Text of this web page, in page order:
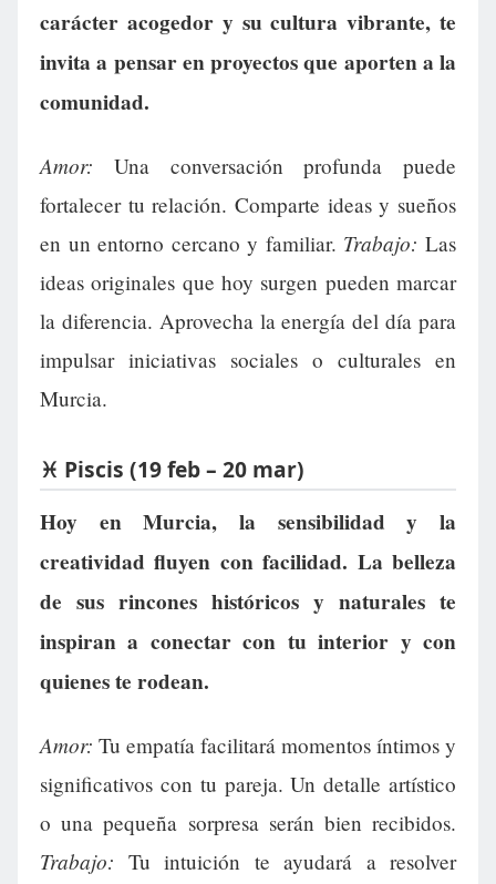
carácter acogedor y su cultura vibrante, te
invita a pensar en proyectos que aporten a la
comunidad.
Amor: Una conversación profunda puede
fortalecer tu relación. Comparte ideas y sueños
en un entorno cercano y familiar. Trabajo: Las
ideas originales que hoy surgen pueden marcar
la diferencia. Aprovecha la energía del día para
impulsar iniciativas sociales o culturales en
Murcia.
♓ Piscis (19 feb – 20 mar)
Hoy en Murcia, la sensibilidad y la
creatividad fluyen con facilidad. La belleza
de sus rincones históricos y naturales te
inspiran a conectar con tu interior y con
quienes te rodean.
Amor: Tu empatía facilitará momentos íntimos y
significativos con tu pareja. Un detalle artístico
o una pequeña sorpresa serán bien recibidos.
Trabajo: Tu intuición te ayudará a resolver